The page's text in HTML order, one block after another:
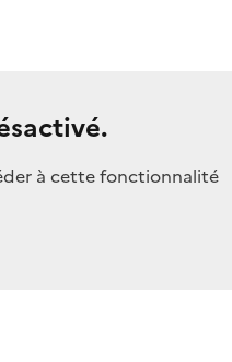
à cette fonctionnalité